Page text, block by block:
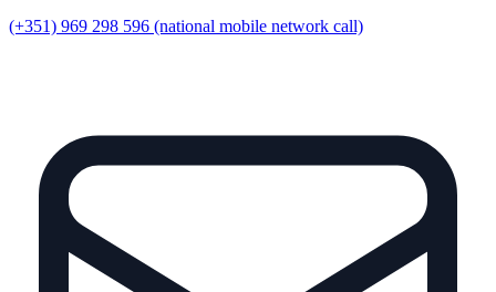
(+351) 969 298 596 (national mobile network call)